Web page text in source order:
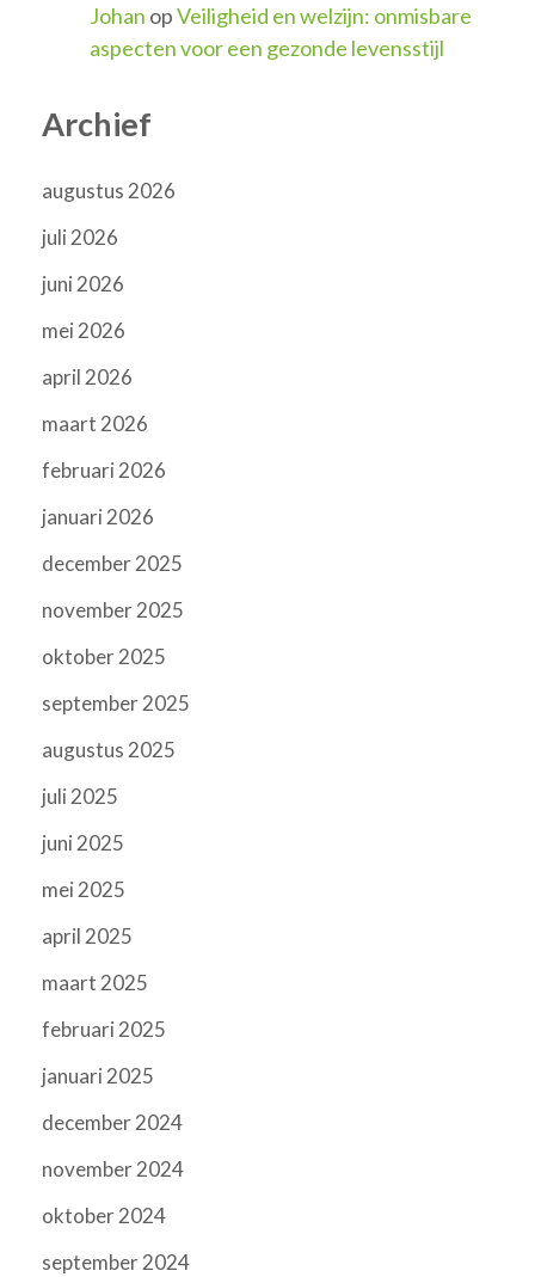
Johan opVeiligheid en welzijn: onmisbare
aspecten voor een gezonde levensstijl
Archief
augustus 2026
juli 2026
juni 2026
mei 2026
april 2026
maart 2026
februari 2026
januari 2026
december 2025
november 2025
oktober 2025
september 2025
augustus 2025
juli 2025
juni 2025
mei 2025
april 2025
maart 2025
februari 2025
januari 2025
december 2024
november 2024
oktober 2024
september 2024